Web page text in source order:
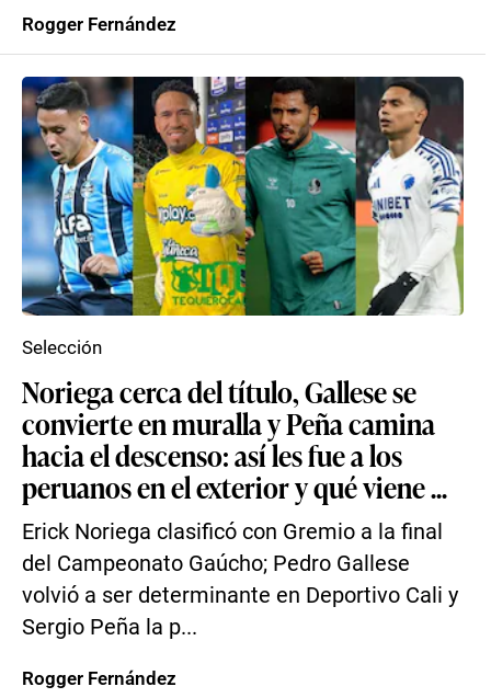
Rogger Fernández
Noriega cerca del título, Gallese se
convierte en muralla y Peña camina
hacia el descenso: así les fue a los
peruanos en el exterior y qué viene ...
Erick Noriega clasificó con Gremio a la final
del Campeonato Gaúcho; Pedro Gallese
volvió a ser determinante en Deportivo Cali y
Sergio Peña la p...
Selección
Rogger Fernández